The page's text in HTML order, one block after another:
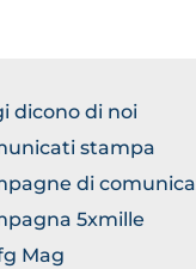
dicono di noi
stampa
di
5xmille
Mag